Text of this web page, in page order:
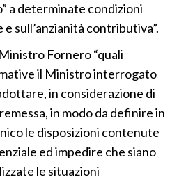
a determinate condizioni
e sull’anzianità contributiva”.
Fornero “quali
il Ministro interrogato
in considerazione di
in modo da definire in
le disposizioni contenute
ed impedire che siano
le situazioni